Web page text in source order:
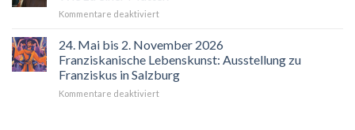
Kommentare deaktiviertfür
hilft
der
Blick
auf
Maria.
24. Mai bis 2. November 2026
Franziskanische Lebenskunst: Ausstellung zu
Franziskus in Salzburg
Kommentare deaktiviertfür